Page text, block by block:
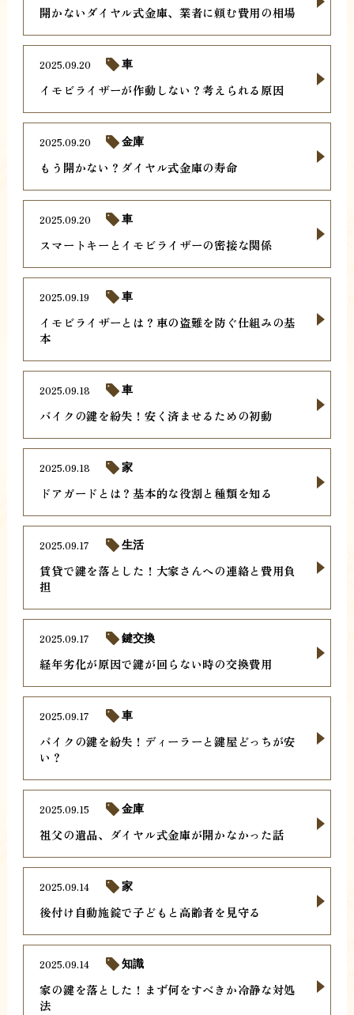
開かないダイヤル式金庫、業者に頼む費用の相場
イモビライザーが作動しない？考えられる原因
2025.09.20 車
もう開かない？ダイヤル式金庫の寿命
2025.09.20 金庫
スマートキーとイモビライザーの密接な関係
2025.09.20 車
イモビライザーとは？車の盗難を防ぐ仕組みの基
本
2025.09.19 車
バイクの鍵を紛失！安く済ませるための初動
2025.09.18 車
ドアガードとは？基本的な役割と種類を知る
2025.09.18 家
賃貸で鍵を落とした！大家さんへの連絡と費用負
担
2025.09.17 生活
経年劣化が原因で鍵が回らない時の交換費用
2025.09.17 鍵交換
バイクの鍵を紛失！ディーラーと鍵屋どっちが安
い？
2025.09.17 車
祖父の遺品、ダイヤル式金庫が開かなかった話
2025.09.15 金庫
後付け自動施錠で子どもと高齢者を見守る
2025.09.14 家
家の鍵を落とした！まず何をすべきか冷静な対処
法
2025.09.14 知識